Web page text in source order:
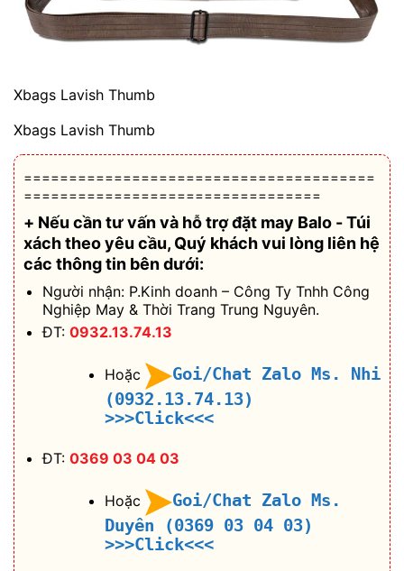
Xbags Lavish Thumb
Xbags Lavish Thumb
=======================================
=================================
+ Nếu cần tư vấn và hỗ trợđặt may Balo - Túi
xách theo yêu cầu, Quý khách vui lòng liên hệ
các thông tin bên dưới:
Người nhận: P.Kinh doanh – Công Ty Tnhh Công
Nghiệp May & Thời Trang Trung Nguyên.
ĐT: 0932.13.74.13
Hoặc
Goi/Chat Zalo Ms. Nhi
(0932.13.74.13)
>>>Click<<<
ĐT: 0369 03 04 03
Hoặc
Goi/Chat Zalo Ms.
Duyên (0369 03 04 03)
>>>Click<<<